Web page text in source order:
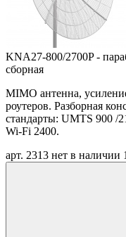
KNA27-800/2700P -
сборная
MIMO антенна,
роутеров. Разборная
стандарты: UMTS 900 /
Wi-Fi 2400.
арт. 2313 нет в наличии